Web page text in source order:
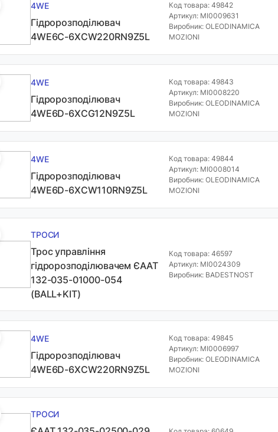
4WE
Гідророзподілювач
4WE6C-6XCW220RN9Z5L
Код товара: 49842
Артикул: MI0009631
Виробник: OLEODINAMICA
MOZIONI
4WE
Гідророзподілювач
4WE6D-6XCG12N9Z5L
Код товара: 49843
Артикул: MI0008220
Виробник: OLEODINAMICA
MOZIONI
4WE
Гідророзподілювач
4WE6D-6XCW110RN9Z5L
Код товара: 49844
Артикул: MI0008014
Виробник: OLEODINAMICA
MOZIONI
ТРОСИ
Трос управління
гідророзподілювачем ЄААТ
132-035-01000-054
(BALL+KIT)
Код товара: 46597
Артикул: MI0024309
Виробник: BADESTNOST
4WE
Гідророзподілювач
4WE6D-6XCW220RN9Z5L
Код товара: 49845
Артикул: MI0006997
Виробник: OLEODINAMICA
MOZIONI
ТРОСИ